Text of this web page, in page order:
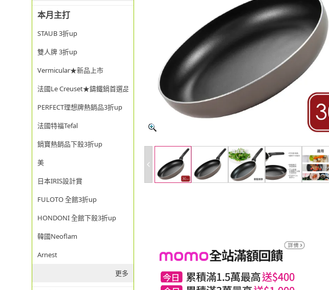
本月主打
STAUB 3折up
雙人牌 3折up
Vermicular★新品上市
法國Le Creuset★鑄鐵鍋首選品牌
PERFECT理想牌熱銷品3折up
法國特福Tefal
鍋寶熱銷品下殺3折up
美
日本IRIS設計賞
FULOTO 全館3折up
HONDONI 全館下殺3折up
韓國Neoflam
Arnest
更多